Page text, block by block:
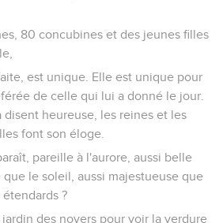
80 concubines et des jeunes filles
est unique. Elle est unique pour
de celle qui lui a donné le jour.
disent heureuse, les reines et les
font son éloge.
pareille à l'aurore, aussi belle
le soleil, aussi majestueuse que
?
des noyers pour voir la verdure